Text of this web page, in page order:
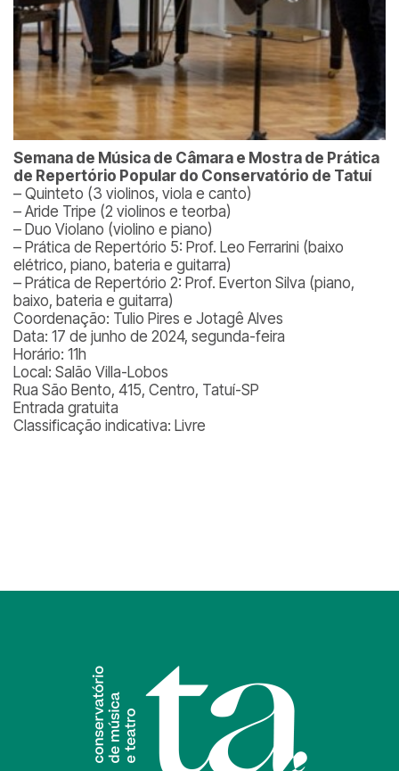
Semana de Música de Câmara e Mostra de Prática
de Repertório Popular do Conservatório de Tatuí
– Quinteto (3 violinos, viola e canto)
– Aride Tripe (2 violinos e teorba)
– Duo Violano (violino e piano)
– Prática de Repertório 5: Prof. Leo Ferrarini (baixo
elétrico, piano, bateria e guitarra)
– Prática de Repertório 2: Prof. Everton Silva (piano,
baixo, bateria e guitarra)
Coordenação: Tulio Pires e Jotagê Alves
Data: 17 de junho de 2024, segunda-feira
Horário: 11h
Local: Salão Villa-Lobos
Rua São Bento, 415, Centro, Tatuí-SP
Entrada gratuita
Classificação indicativa: Livre